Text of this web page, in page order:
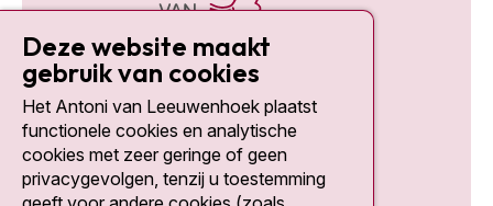
Social media
Deze website maakt
gebruik van cookies
Het Antoni van Leeuwenhoek plaatst
functionele cookies en analytische
cookies met zeer geringe of geen
privacygevolgen, tenzij u toestemming